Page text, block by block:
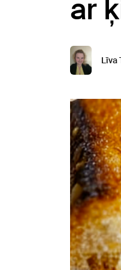
ar
Līva